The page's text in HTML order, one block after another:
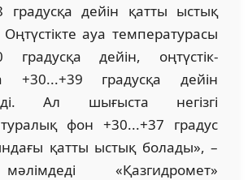
градусқа дейін қатты ыстық
Оңтүстікте ауа температурасы
градусқа дейін, оңтүстік-
+30...+39 градусқа дейін
Ал шығыста негізгі
фон +30...+37 градус
қатты ыстық болады», –
«Қазгидромет»